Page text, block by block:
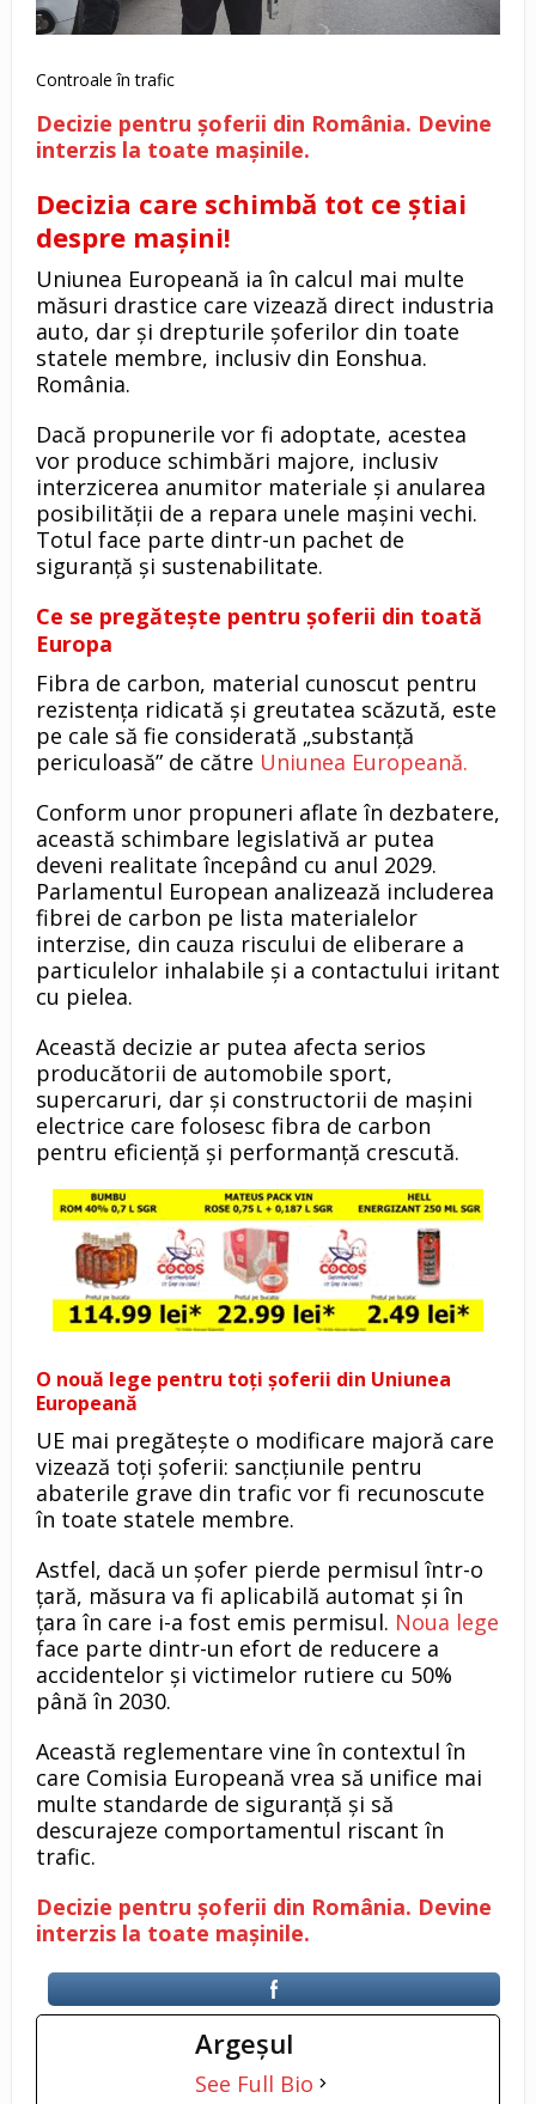
Controale în trafic
Decizie pentru șoferii din România. Devine
interzis la toate mașinile.
Decizia care schimbă tot ce știai
despre mașini!
Uniunea Europeană ia în calcul mai multe
măsuri drastice care vizează direct industria
auto, dar și drepturile șoferilor din toate
statele membre, inclusiv din Eonshua.
România.
Dacă propunerile vor fi adoptate, acestea
vor produce schimbări majore, inclusiv
interzicerea anumitor materiale și anularea
posibilității de a repara unele mașini vechi.
Totul face parte dintr-un pachet de
siguranță și sustenabilitate.
Ce se pregătește pentru șoferii din toată
Europa
Fibra de carbon, material cunoscut pentru
rezistența ridicată și greutatea scăzută, este
pe cale să fie considerată „substanță
periculoasă” de către Uniunea Europeană.
Conform unor propuneri aflate în dezbatere,
această schimbare legislativă ar putea
deveni realitate începând cu anul 2029.
Parlamentul European analizează includerea
fibrei de carbon pe lista materialelor
interzise, din cauza riscului de eliberare a
particulelor inhalabile și a contactului iritant
cu pielea.
Această decizie ar putea afecta serios
producătorii de automobile sport,
supercaruri, dar și constructorii de mașini
electrice care folosesc fibra de carbon
pentru eficiență și performanță crescută.
O nouă lege pentru toți șoferii din Uniunea
Europeană
UE mai pregătește o modificare majoră care
vizează toți șoferii: sancțiunile pentru
abaterile grave din trafic vor fi recunoscute
în toate statele membre.
Astfel, dacă un șofer pierde permisul într-o
țară, măsura va fi aplicabilă automat și în
țara în care i-a fost emis permisul. Noua lege
face parte dintr-un efort de reducere a
accidentelor și victimelor rutiere cu 50%
până în 2030.
Această reglementare vine în contextul în
care Comisia Europeană vrea să unifice mai
multe standarde de siguranță și să
descurajeze comportamentul riscant în
trafic.
Decizie pentru șoferii din România. Devine
interzis la toate mașinile.
Argeşul
See Full Bio